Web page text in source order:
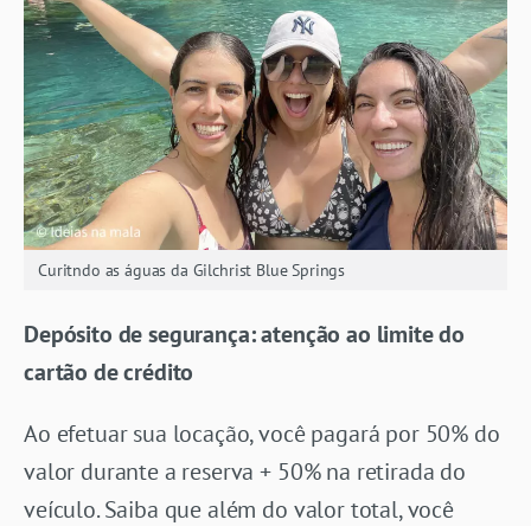
Curitndo as águas da Gilchrist Blue Springs
Depósito de segurança: atenção ao limite do
cartão de crédito
Ao efetuar sua locação, você pagará por 50% do
valor durante a reserva + 50% na retirada do
veículo. Saiba que além do valor total, você